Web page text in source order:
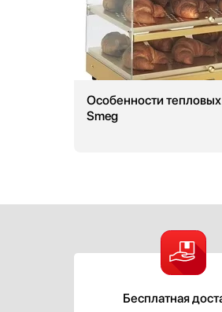
Особенности
Smeg
Бесплатная